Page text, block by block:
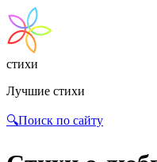
стихи
Лучшие стихи
🔍Поиск по сайту